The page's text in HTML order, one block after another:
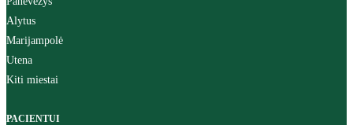
Alytus
Marijampolė
Utena
Kiti miestai
PACIENTUI